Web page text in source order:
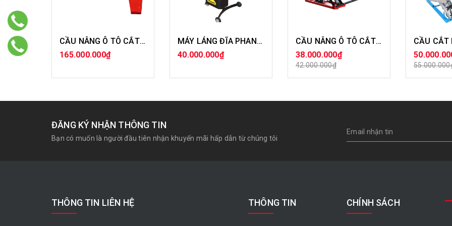
CẦU NÂNG Ô TÔ CẮT KÉO 2 TẦNG BT -550 / 5 TẤN
165.000.000₫
MUA HÀNG
MÁY LÁNG ĐĨA PHANH XE CON 2 CHỨC NĂNG
40.000.000₫
MUA HÀNG
CẦU NÂNG Ô TÔ CẮT KÉO DI ĐỘNG 3500KG
38.000.000₫
42.000.000₫
MUA HÀNG
ĐĂNG KÝ NHẬN THÔNG TIN
Bạn có muốn là người đầu tiên nhận khuyến mãi hấp dẫn từ chúng tôi
THÔNG TIN LIÊN HỆ THÔNG TIN CHÍNH SÁCH